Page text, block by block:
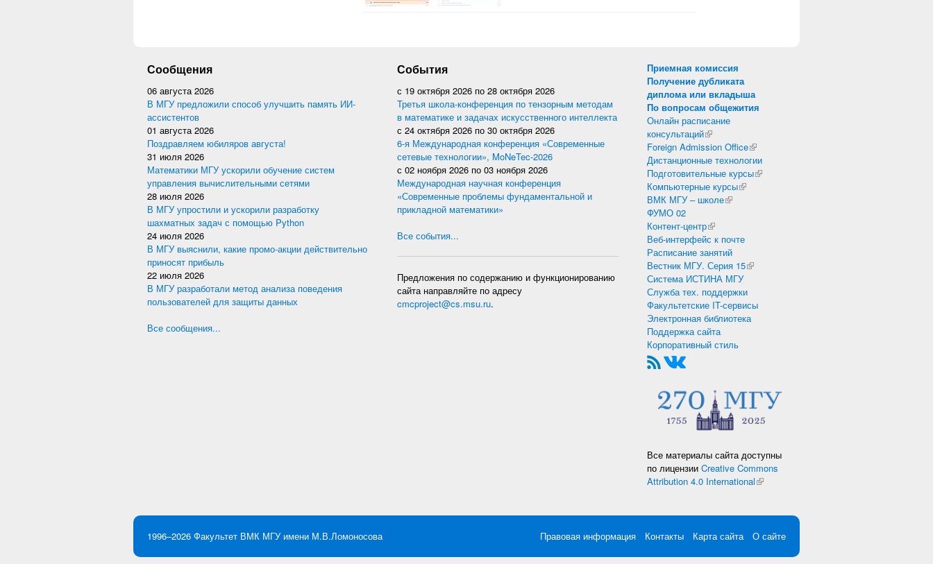
Сообщения
06 августа 2026
В МГУ предложили способ улучшить память ИИ-
ассистентов
01 августа 2026
Поздравляем юбиляров августа!
31 июля 2026
Математики МГУ ускорили обучение систем
управления вычислительными сетями
28 июля 2026
В МГУ упростили и ускорили разработку
шахматных задач с помощью Python
24 июля 2026
В МГУ выяснили, какие промо-акции действительно
приносят прибыль
22 июля 2026
В МГУ разработали метод анализа поведения
пользователей для защиты данных
Все сообщения...
События
с 19 октября 2026 по 28 октября 2026
Третья школа-конференция по тензорным методам
в математике и задачах искусственного интеллекта
с 24 октября 2026 по 30 октября 2026
6-я Международная конференция «Современные
сетевые технологии», MoNeTec-2026
с 02 ноября 2026 по 03 ноября 2026
Международная научная конференция
«Современные проблемы фундаментальной и
прикладной математики»
Все события...
Предложения по содержанию и функционированию
сайта направляйте по адресу
cmcproject@cs.msu.ru.
Приемная комиссия
Получение дубликата
диплома или вкладыша
По вопросам общежития
Онлайн расписание
консультаций(внешняя ссылка)
Foreign Admission Office(внешняя ссылка)
Дистанционные технологии
Подготовительные курсы(внешняя ссылка)
Компьютерные курсы(внешняя ссылка)
ВМК МГУ – школе(внешняя ссылка)
ФУМО 02
Контент-центр(внешняя ссылка)
Веб-интерфейс к почте
Расписание занятий
Вестник МГУ. Серия 15(внешняя ссылка)
Система ИСТИНА МГУ
Служба тех. поддержки
Факультетские IT-сервисы
Электронная библиотека
Поддержка сайта
Корпоративный стиль
Все материалы сайта доступны
по лицензии Creative Commons
Attribution 4.0 International(внешняя ссылка)
1996–2026 Факультет ВМК МГУ имени М.В.Ломоносова Правовая информация Контакты Карта сайта О сайте